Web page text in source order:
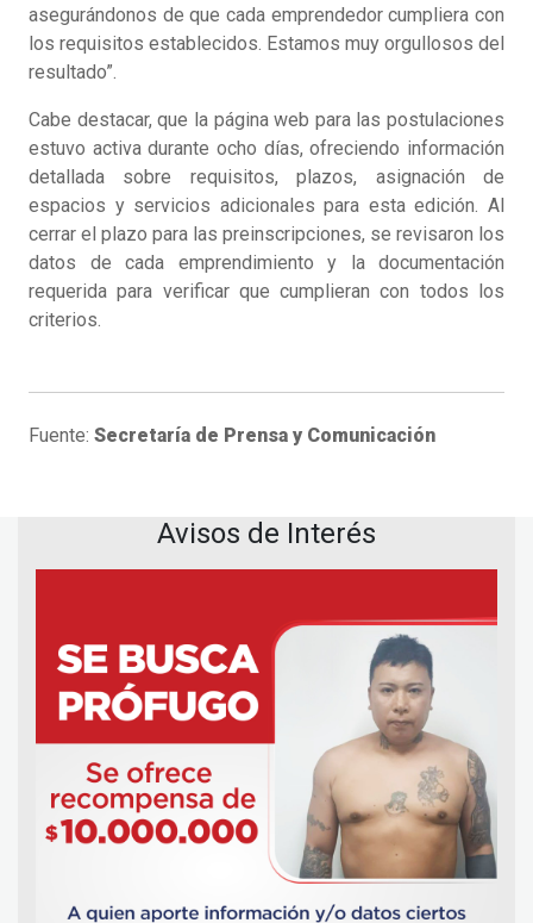
asegurándonos de que cada emprendedor cumpliera con
los requisitos establecidos. Estamos muy orgullosos del
resultado”.
Cabe destacar, que la página web para las postulaciones
estuvo activa durante ocho días, ofreciendo información
detallada sobre requisitos, plazos, asignación de
espacios y servicios adicionales para esta edición. Al
cerrar el plazo para las preinscripciones, se revisaron los
datos de cada emprendimiento y la documentación
requerida para verificar que cumplieran con todos los
criterios.
Fuente: Secretaría de Prensa y Comunicación
Avisos de Interés